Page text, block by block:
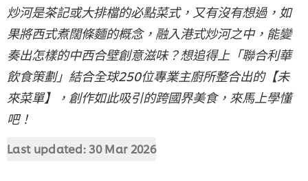
炒河是茶記或大排檔的必點菜式，又有沒有想過，如
果將西式煮闊條麵的概念，融入港式炒河之中，能變
奏出怎樣的中西合壁創意滋味？想追得上「聯合利華
飲食策劃」結合全球250位專業主廚所整合出的【未
來菜單】，創作如此吸引的跨國界美食，來馬上學懂
吧！
Last updated: 30 Mar 2026